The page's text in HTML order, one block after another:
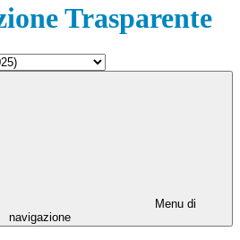
Trasparente
Menu di
navigazione